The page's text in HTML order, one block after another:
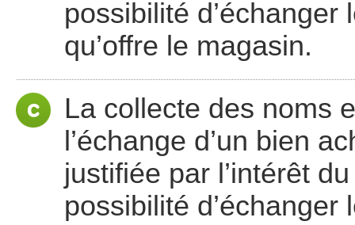
possibilité
qu’offre le magasin.
La collecte des noms
l’échange d’un bien
justifiée par l’intérêt
possibilité d’échanger